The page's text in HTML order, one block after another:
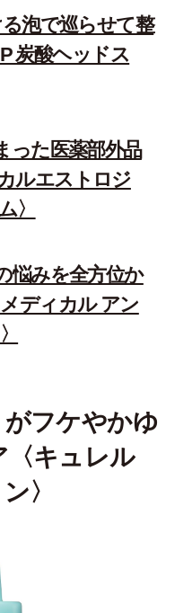
泡で巡らせて整
炭酸ヘッドス
った医薬部外品
ルエストロジ
〉
悩みを全方位か
ディカル アン
がフケやかゆ
〈キュレル
〉